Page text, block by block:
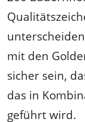
mit den
sicher sein,
das in
geführt wird.